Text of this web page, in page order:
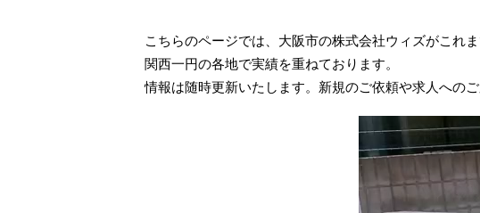
こちらのページでは、大阪市の株式会社ウィズがこれ
関西一円の各地で実績を重ねております。
情報は随時更新いたします。新規のご依頼や求人への